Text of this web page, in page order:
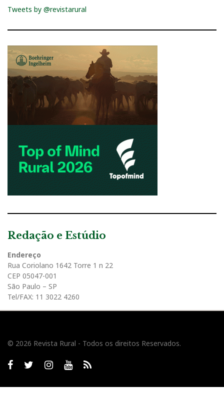
Tweets by @revistarural
Redação e Estúdio
Endereço
Rua Coriolano 1642 Torre 1 n 22
CEP 05047-001
São Paulo – SP
Tel/FAX: 11 3022 4260
© 2026 Revista Rural - Todos os direitos Reservados.
FacebooktwitterInstagramYoutube
RSS